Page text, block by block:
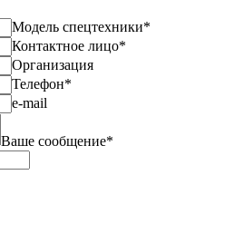
Модель спецтехники*
Контактное лицо*
Организация
Телефон*
e-mail
Ваше сообщение*